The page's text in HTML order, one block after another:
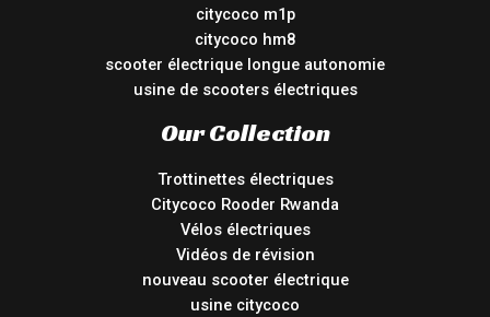
citycoco m1p
citycoco hm8
scooter électrique longue autonomie
usine de scooters électriques
Our Collection
Trottinettes électriques
Citycoco Rooder Rwanda
Vélos électriques
Vidéos de révision
nouveau scooter électrique
usine citycoco